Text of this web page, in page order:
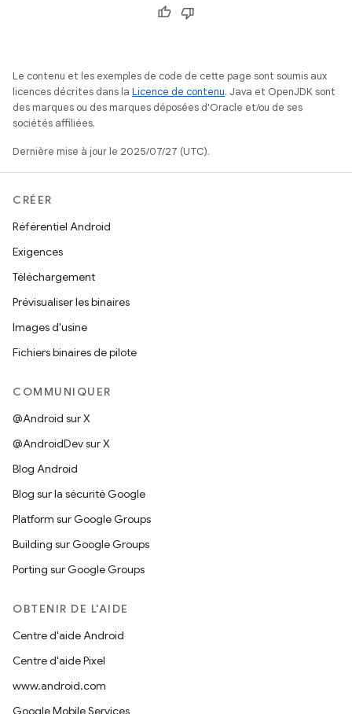
Le contenu et les exemples de code de cette page sont soumis aux
licences décrites dans la Licence de contenu. Java et OpenJDK sont
des marques ou des marques déposées d'Oracle et/ou de ses
sociétés affiliées.
Dernière mise à jour le 2025/07/27 (UTC).
CRÉER
Référentiel Android
Exigences
Téléchargement
Prévisualiser les binaires
Images d'usine
Fichiers binaires de pilote
COMMUNIQUER
@Android sur X
@AndroidDev sur X
Blog Android
Blog sur la sécurité Google
Platform sur Google Groups
Building sur Google Groups
Porting sur Google Groups
OBTENIR DE L'AIDE
Centre d'aide Android
Centre d'aide Pixel
www.android.com
Google Mobile Services